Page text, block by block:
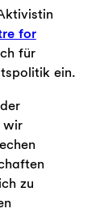
for
für
ein.
wir
zu